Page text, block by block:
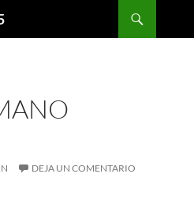
DEJA UN COMENTARIO